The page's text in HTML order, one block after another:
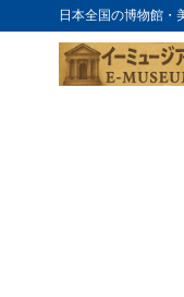
日本全国の博物館・